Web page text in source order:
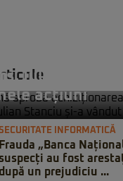
Iulian
acțiuni
INFORMATICĂ
Frauda „Banca
suspecți au fost
după un prejudiciu ...